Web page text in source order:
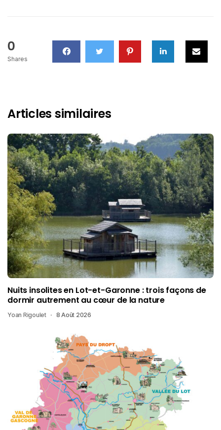
0
Shares
Articles similaires
Nuits insolites en Lot-et-Garonne : trois façons de
dormir autrement au cœur de la nature
Yoan Rigoulet 8 Août 2026